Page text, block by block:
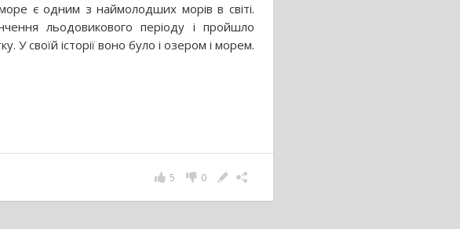
є одним з наймолодших морів в світі.
льодовикового періоду і пройшло
У своїй історії воно було і озером і морем.
0
5